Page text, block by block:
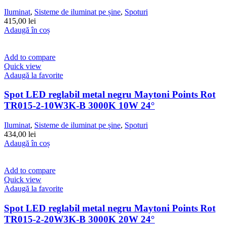
Iluminat, Sisteme de iluminat pe șine, Spoturi
415,00 lei
Adaugă în coș
Add to compare
Quick view
Adaugă la favorite
Spot LED reglabil metal negru Maytoni Points Rot
TR015-2-10W3K-B 3000K 10W 24°
Iluminat, Sisteme de iluminat pe șine, Spoturi
434,00 lei
Adaugă în coș
Add to compare
Quick view
Adaugă la favorite
Spot LED reglabil metal negru Maytoni Points Rot
TR015-2-20W3K-B 3000K 20W 24°